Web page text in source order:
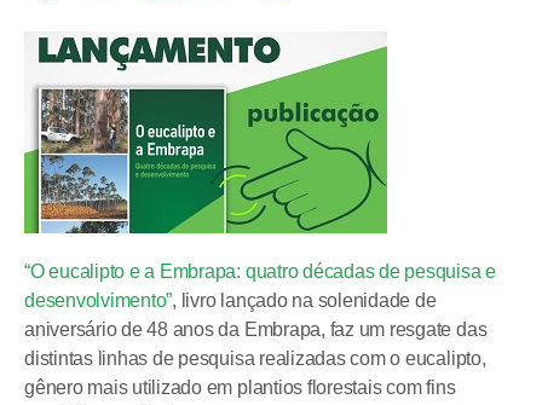
“O eucalipto e a Embrapa: quatro décadas de pesquisa e
desenvolvimento”, livro lançado na solenidade de
aniversário de 48 anos da Embrapa, faz um resgate das
distintas linhas de pesquisa realizadas com o eucalipto,
gênero mais utilizado em plantios florestais com fins